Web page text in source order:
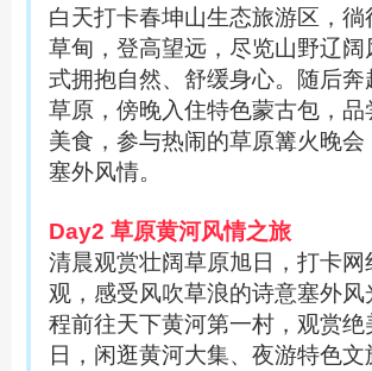
白天打卡春坤山生态旅游区，徜
草甸，登高望远，尽览山野辽阔
式拥抱自然、舒缓身心。随后奔
草原，傍晚入住特色蒙古包，品
美食，参与热闹的草原篝火晚会
塞外风情。
Day2 草原黄河风情之旅
清晨观赏壮阔草原旭日，打卡网
观，感受风吹草浪的诗意塞外风
程前往天下黄河第一村，观赏绝
日，闲逛黄河大集、夜游特色文